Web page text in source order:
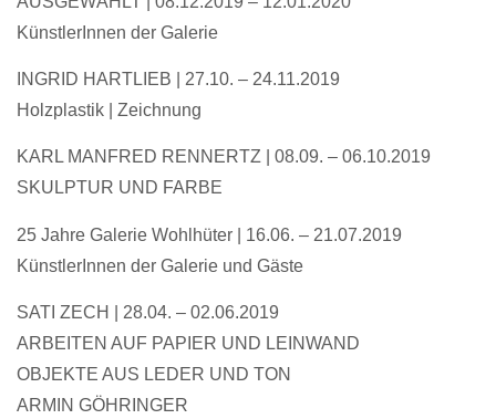
KünstlerInnen der Galerie
INGRID HARTLIEB
| 27.10. – 24.11.2019
Holzplastik | Zeichnung
KARL MANFRED RENNERTZ | 08.09. – 06.10.2019
SKULPTUR UND FARBE
25 Jahre Galerie Wohlhüter
16.06. – 21.07.2019
KünstlerInnen der Galerie und Gäste
SATI ZECH
28.04. – 02.06.2019
ARBEITEN AUF PAPIER UND LEINWAND
OBJEKTE AUS LEDER UND TON
ARMIN GÖHRINGER